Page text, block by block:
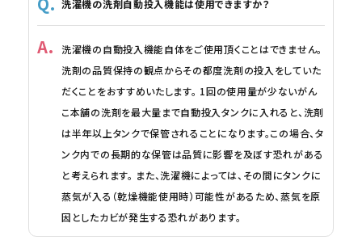
洗濯機の洗剤自動投入機能は使用できますか？
洗濯機の自動投入機能自体をご使用頂くことはできません。
洗剤の品質保持の観点からその都度洗剤の投入をしていた
だくことをおすすめいたします。 1回の使用量が少ないがん
こ本舗の洗剤を最大量まで自動投入タンクに入れると、洗剤
は半年以上タンクで保管されることになります。この場合、タ
ンク内での長期的な保管は品質に影響を及ぼす恐れがある
と考えられます。 また、洗濯機によっては、その間にタンクに
蒸気が入る（乾燥機能使用時）可能性があるため、蒸気を原
因としたカビが発生する恐れがあります。